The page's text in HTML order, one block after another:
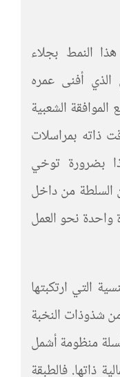
النمط بجلاء
الذي أفنى عمره
الشعبية
ذاته بمراسلات
بضرورة توخي
السلطة من داخل
نحو العمل
التي ارتكبتها
شذوذات النخبة
منظومة أشمل
ذاتها. فالطبقة